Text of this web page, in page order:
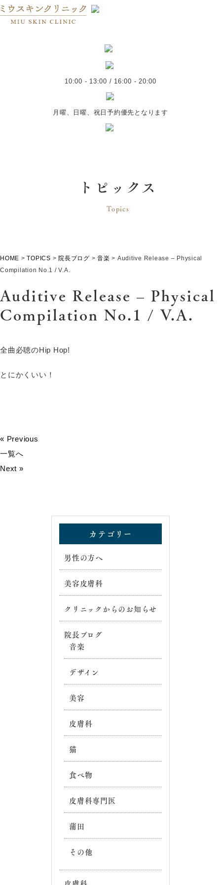
10:00 - 13:00 / 16:00 - 20:00
月曜、日曜、祝日予約優先となります
トピックス
Topics
HOME >TOPICS > 院長ブログ > 音楽 > Auditive Release – Physical
Compilation No.1 / V.A.
Auditive Release – Physical
Compilation No.1 / V.A.
全曲必聴のHip Hop!
とにかくいい！
« Previous
一覧へ
Next »
カテゴリー
男性の方へ
美容皮膚科
クリニックからのお知らせ
院長ブログ
音楽
デザイン
美容
皮膚科
猫
食べ物
皮膚科専門医
蒲田
その他